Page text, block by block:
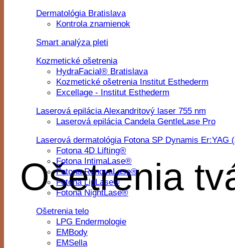
Dermatológia Bratislava
Kontrola znamienok
Smart analýza pleti
Kozmetické ošetrenia
HydraFacial® Bratislava
Kozmetické ošetrenia Institut Esthederm
Excellage - Institut Esthederm
Laserová epilácia Alexandritový laser 755 nm
Laserová epilácia Candela GentleLase Pro
Laserová dermatológia Fotona SP Dynamis Er:YAG
Fotona 4D Lifting®
Fotona IntimaLase®
Fotona RenovaLase®
Fotona LipLase®
Fotona NightLase®
Ošetrenia telo
LPG Endermologie
EMBody
EMSella
Ošetrenia